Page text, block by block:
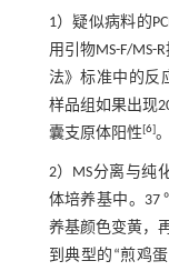
1）疑似病料的
用引物MS-F/MS-
法》标准中的反
样品组如果出现
囊支原体阳性[6]。
2）MS分离与纯
体培养基中。37
养基颜色变黄，
到典型的“煎鸡